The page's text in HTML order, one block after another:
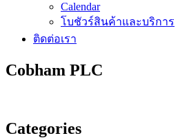
Calendar
โบชัวร์สินค้าและบริการ
ติดต่อเรา
Cobham PLC
Categories